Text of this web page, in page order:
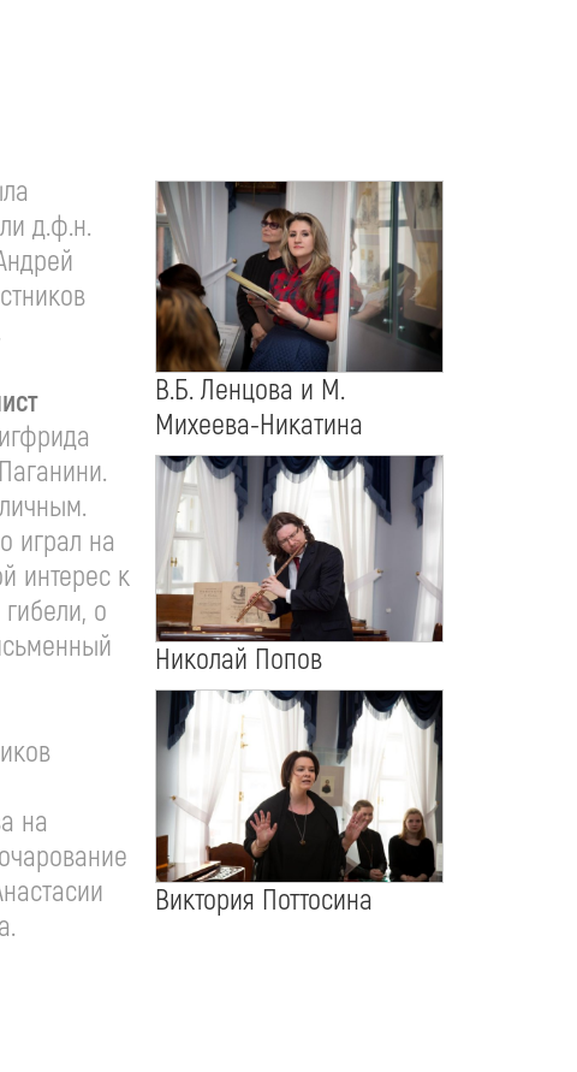
В.Б. Ленцова и М.
Михеева-Никатина
Николай Попов
Виктория Поттосина
д.ф.н.
играл на
интерес к
о
на